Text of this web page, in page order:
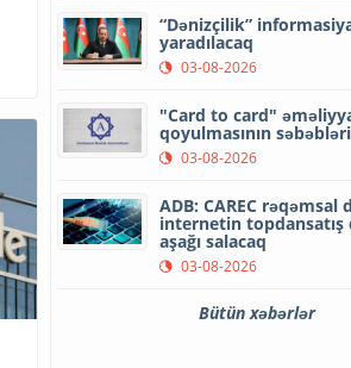
“Dənizçilik”
yaradılacaq
03-08-2026
"Card to card"
qoyulmasının
03-08-2026
ADB: CAREC rəqəmsal
internetin
aşağı salacaq
03-08-2026
Bütün xəbərlər